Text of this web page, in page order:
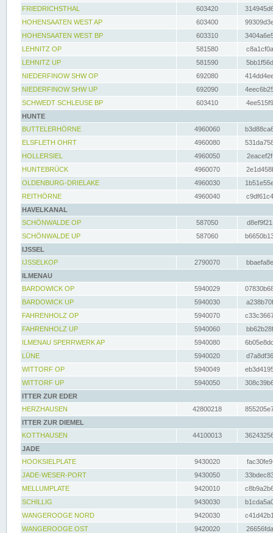
FRIEDRICHSTHAL
603420
HOHENSAATEN WEST AP
603400
HOHENSAATEN WEST BP
603310
LEHNITZ OP
581580
LEHNITZ UP
581590
NIEDERFINOW SHW OP
692080
NIEDERFINOW SHW UP
692090
SCHWEDT SCHLEUSE BP
603410
HUNTE
BUTTELERHÖRNE
4960060
ELSFLETH OHRT
4960080
HOLLERSIEL
4960050
HUNTEBRÜCK
4960070
OLDENBURG-DRIELAKE
4960030
REITHÖRNE
4960040
HAVELKANAL
SCHÖNWALDE OP
587050
SCHÖNWALDE UP
587060
IJSSEL
IJSSELKOP
2790070
ILMENAU
BARDOWICK OP
5940029
BARDOWICK UP
5940030
FAHRENHOLZ OP
5940070
FAHRENHOLZ UP
5940060
ILMENAU SPERRWERK AP
5940080
LÜNE
5940020
WITTORF OP
5940049
WITTORF UP
5940050
ITTER ZUR EDER
HERZHAUSEN
42800218
ITTER ZUR DIEMEL
KOTTHAUSEN
44100013
JADE
HOOKSIELPLATE
9430020
JADE-WESER-PORT
9430050
MELLUMPLATE
9420010
SCHILLIG
9430030
WANGEROOGE NORD
9420030
WANGEROOGE OST
9420020